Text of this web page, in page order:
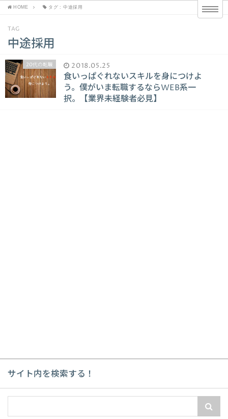
HOME タグ : 中途採用
TAG
中途採用
20代の転職 2018.05.25
食いっぱぐれないスキルを身につけよ
う。僕がいま転職するならWEB系一
択。【業界未経験者必見】
サイト内を検索する！